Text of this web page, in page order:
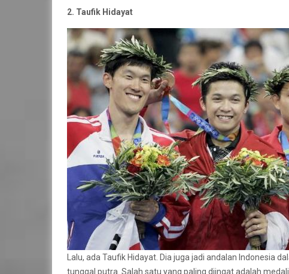
2. Taufik Hidayat
Lalu, ada Taufik Hidayat. Dia juga jadi andalan Indonesia
tunggal putra. Salah satu yang paling diingat adalah